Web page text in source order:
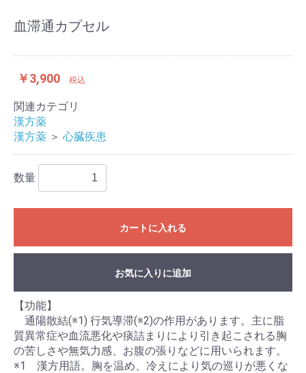
血滞通カプセル
￥3,900 税込
関連カテゴリ
漢方薬
漢方薬 ＞ 心臓疾患
数量
カートに入れる
お気に入りに追加
【功能】
通陽散結(※1) 行気導滞(※2)の作用があります。主に脂
質異常症や血流悪化や痰詰まりにより引き起こされる胸
の苦しさや無気力感、お腹の張りなどに用いられます。
※1 漢方用語。胸を温め、冷えにより気の巡りが悪くな